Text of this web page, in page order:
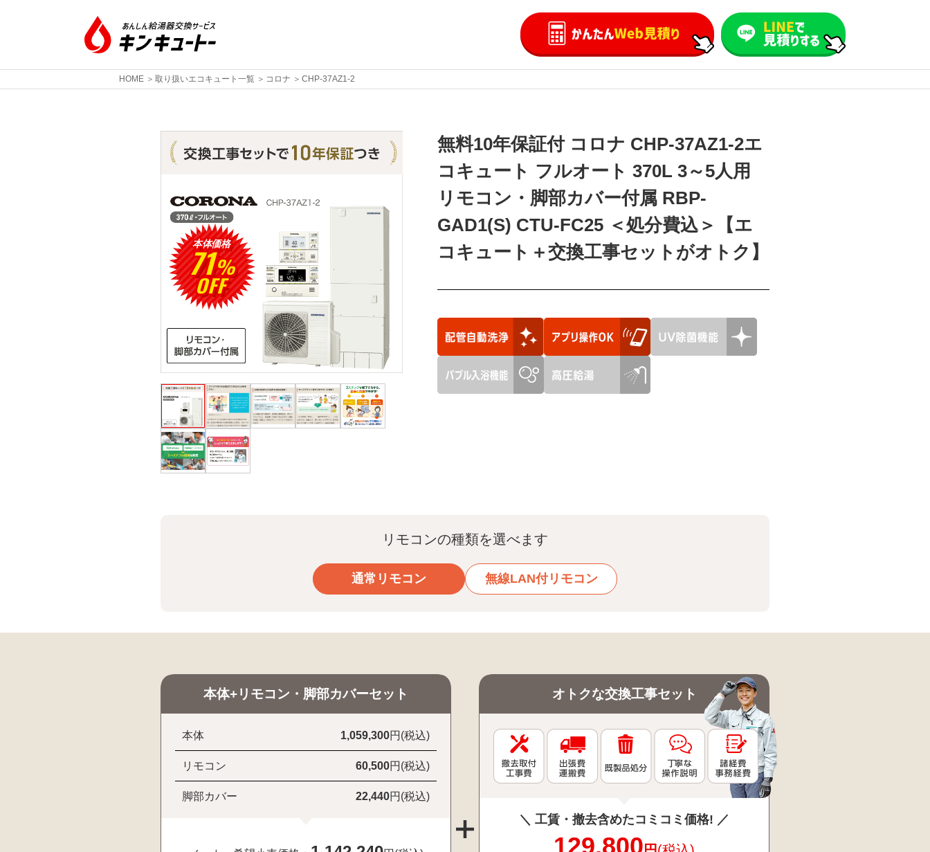
HOME 取り扱いエコキュート一覧 コロナ CHP-37AZ1-2
本体価格
71%
OFF
無料10年保証付 コロナ CHP-37AZ1-2エ
コキュート フルオート 370L 3～5人用
リモコン・脚部カバー付属 RBP-
GAD1(S) CTU-FC25 ＜処分費込＞【エ
コキュート＋交換工事セットがオトク】
リモコンの種類を選べます
通常リモコン 無線LAN付リモコン
本体+リモコン・脚部カバーセット
本体 1,059,300円(税込)
リモコン 60,500円(税込)
脚部カバー 22,440円(税込)
オトクな交換工事セット
＼ 工賃・撤去含めたコミコミ価格! ／
129,800